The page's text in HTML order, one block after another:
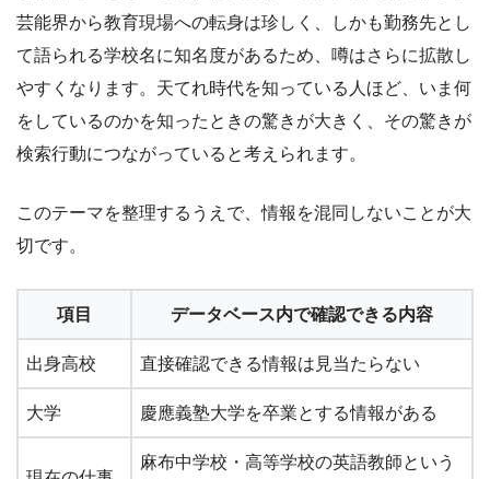
芸能界から教育現場への転身は珍しく、しかも勤務先とし
て語られる学校名に知名度があるため、噂はさらに拡散し
やすくなります。天てれ時代を知っている人ほど、いま何
をしているのかを知ったときの驚きが大きく、その驚きが
検索行動につながっていると考えられます。
このテーマを整理するうえで、情報を混同しないことが大
切です。
項目 データベース内で確認できる内容
出身高校 直接確認できる情報は見当たらない
大学 慶應義塾大学を卒業とする情報がある
麻布中学校・高等学校の英語教師という